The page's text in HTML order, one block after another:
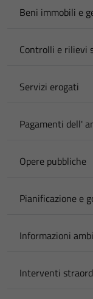
Beni immobili e
Controlli e rilievi
Servizi erogati
Pagamenti dell'
Opere pubbliche
Pianificazione e
Informazioni
Interventi